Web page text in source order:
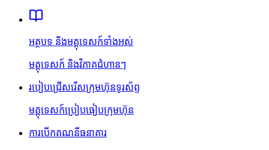
អត្ថបទ និងមគ្គុទេសក៍ទាំងអស់
មគ្គុទេសក៍ និងវិភាគជំហានៗ
របៀបជ្រើសរើសក្រុមហ៊ុនទូរស័ព្ទ
មគ្គុទេសក៍ប្រៀបធៀបក្រុមហ៊ុន
ការបើកគណនីធនាគារ